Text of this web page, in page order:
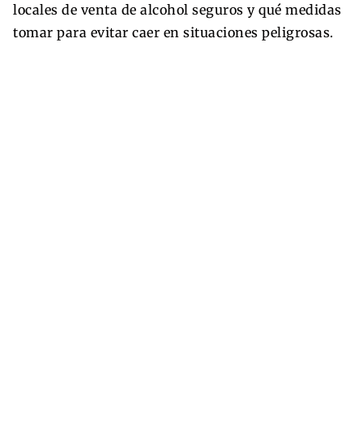
locales de venta de alcohol seguros y qué medidas
tomar para evitar caer en situaciones peligrosas.